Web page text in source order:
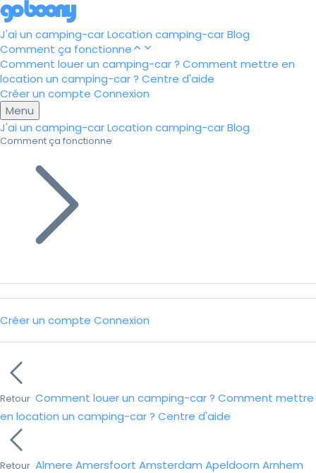
J'ai un camping-carLocation camping-carBlog
Comment ça fonctionne
Comment louer un camping-car ? Comment mettre en
location un camping-car ? Centre d'aide
Créer un compte Connexion
Menu
J'ai un camping-carLocation camping-carBlog
Comment ça fonctionne
Créer un compte Connexion
Retour Comment louer un camping-car ? Comment mettre
en location un camping-car ? Centre d'aide
Retour Almere Amersfoort Amsterdam Apeldoorn Arnhem